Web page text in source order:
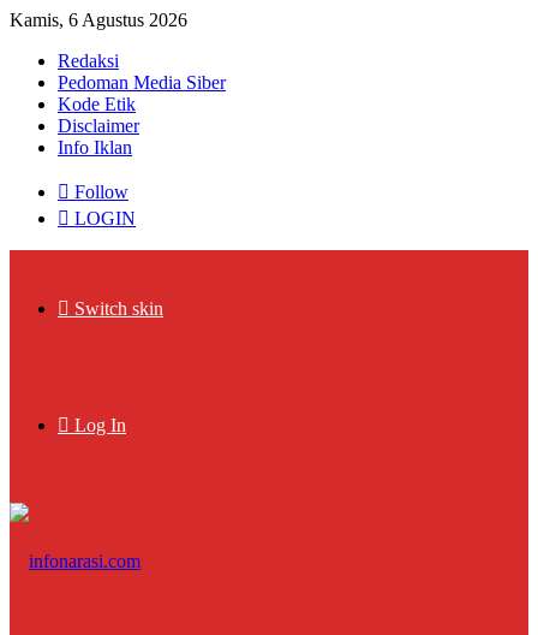
Kamis, 6 Agustus 2026
Redaksi
Pedoman Media Siber
Kode Etik
Disclaimer
Info Iklan
Follow
LOGIN
Switch skin
Log In